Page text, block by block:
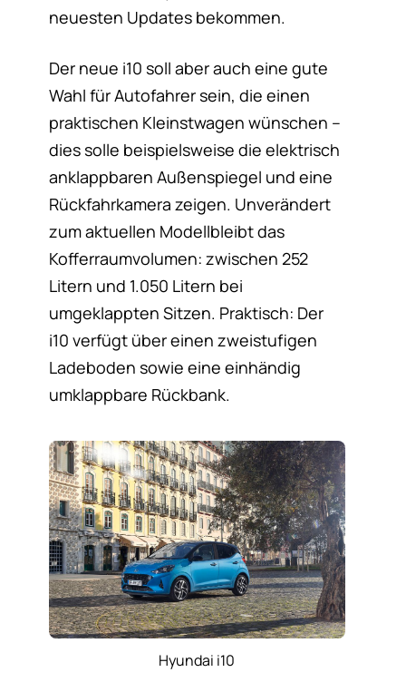
neuesten Updates bekommen.
Der neue i10 soll aber auch eine gute
Wahl für Autofahrer sein, die einen
praktischen Kleinstwagen wünschen –
dies solle beispielsweise die elektrisch
anklappbaren Außenspiegel und eine
Rückfahrkamera zeigen. Unverändert
zum aktuellen Modellbleibt das
Kofferraumvolumen: zwischen 252
Litern und 1.050 Litern bei
umgeklappten Sitzen. Praktisch: Der
i10 verfügt über einen zweistufigen
Ladeboden sowie eine einhändig
umklappbare Rückbank.
Hyundai i10